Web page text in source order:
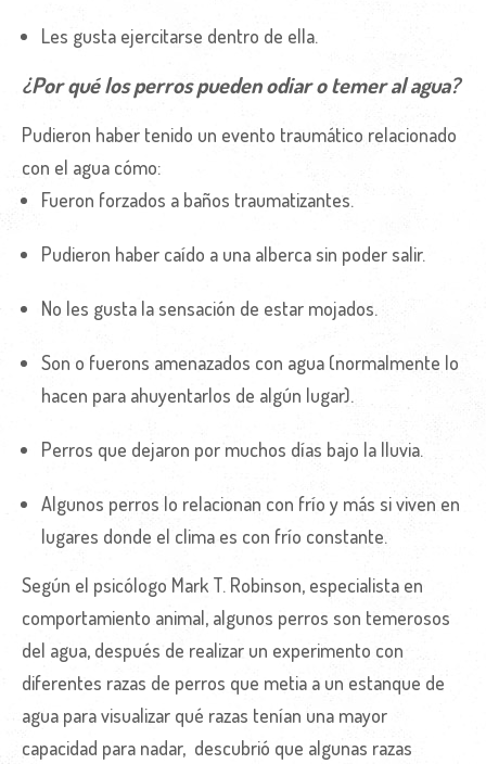
Les gusta ejercitarse dentro de ella.
¿Por qué los perros pueden odiar o temer al agua?
Pudieron haber tenido un evento traumático relacionado
con el agua cómo:
Fueron forzados a baños traumatizantes.
Pudieron haber caído a una alberca sin poder salir.
No les gusta la sensación de estar mojados.
Son o fuerons amenazados con agua (normalmente lo
hacen para ahuyentarlos de algún lugar).
Perros que dejaron por muchos días bajo la lluvia.
Algunos perros lo relacionan con frío y más si viven en
lugares donde el clima es con frío constante.
Según el psicólogo Mark T. Robinson, especialista en
comportamiento animal, algunos perros son temerosos
del agua, después de realizar un experimento con
diferentes razas de perros que metia a un estanque de
agua para visualizar qué razas tenían una mayor
capacidad para nadar, descubrió que algunas razas